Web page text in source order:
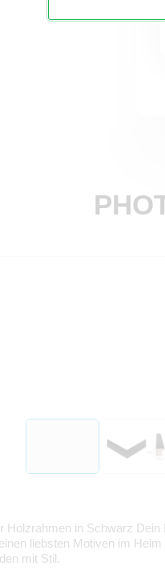
in Schwarz
liebsten Motiven im
mit Stil.